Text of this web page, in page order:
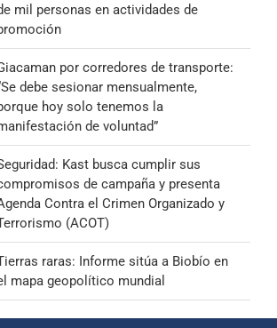
mil personas en actividades de
por corredores de transporte:
debe sesionar mensualmente,
hoy solo tenemos la
de voluntad”
Kast busca cumplir sus
de campaña y presenta
Contra el Crimen Organizado y
(ACOT)
raras: Informe sitúa a Biobío en
mapa geopolítico mundial